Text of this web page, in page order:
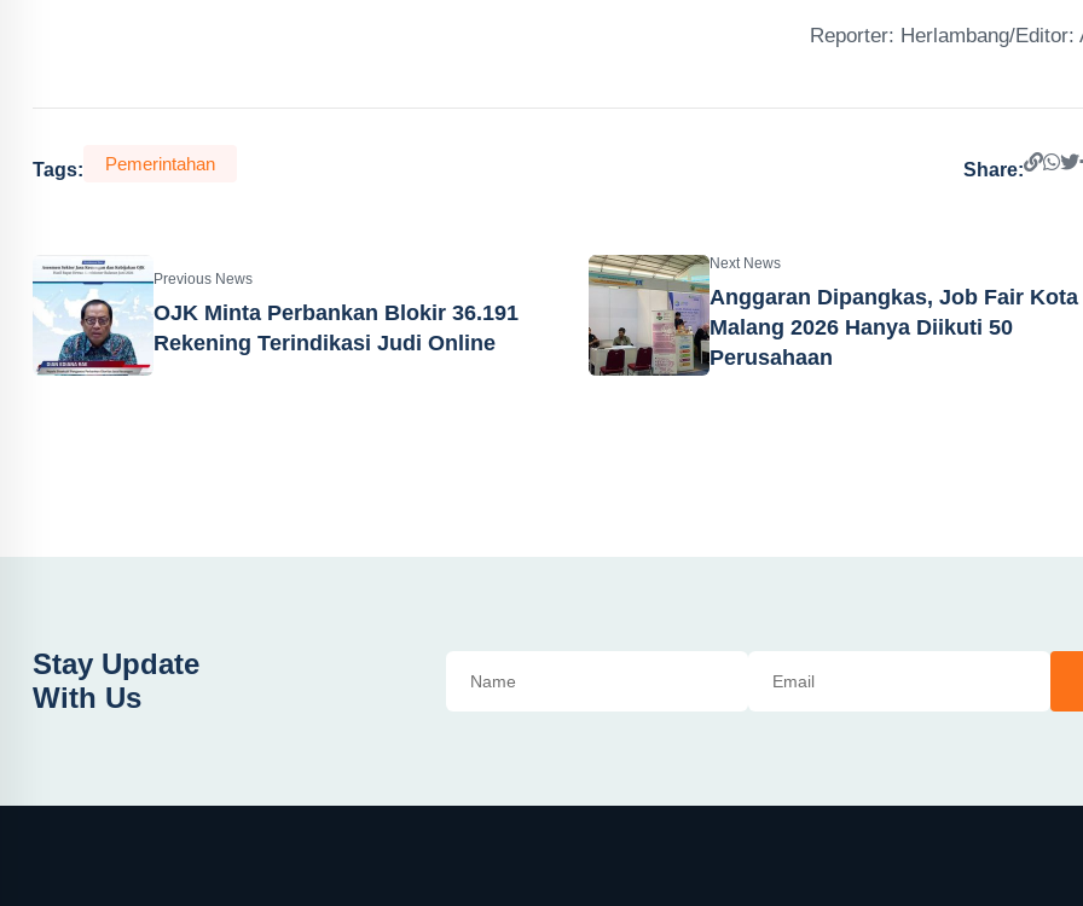
Reporter: Herlambang/Editor:
Tags: Pemerintahan Share:
Previous News
OJK Minta Perbankan Blokir 36.191
Rekening Terindikasi Judi Online
Next News
Anggaran Dipangkas, Job Fair Kota
Malang 2026 Hanya Diikuti 50
Perusahaan
Stay Update
With Us